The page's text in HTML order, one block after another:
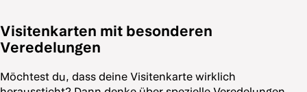
Visitenkarten mit besonderen
Veredelungen
Möchtest du, dass deine Visitenkarte wirklich